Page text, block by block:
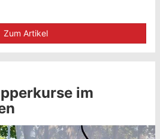
Zum Artikel
im